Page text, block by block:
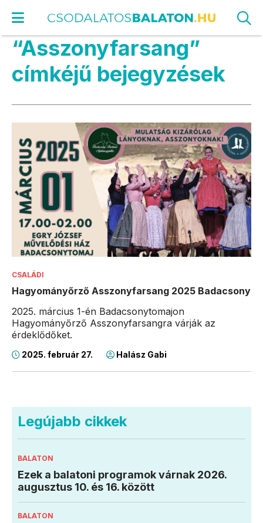
“Asszonyfarsang”
címkéjű bejegyzések
CSALÁDI
Hagyományőrző Asszonyfarsang 2025 Badacsony
2025. március 1-én Badacsonytomajon
Hagyományőrző Asszonyfarsangra várják az
érdeklődőket.
2025. február 27. Halász Gabi
Legújabb cikkek
BALATON
Ezek a balatoni programok várnak 2026.
augusztus 10. és 16. között
BALATON